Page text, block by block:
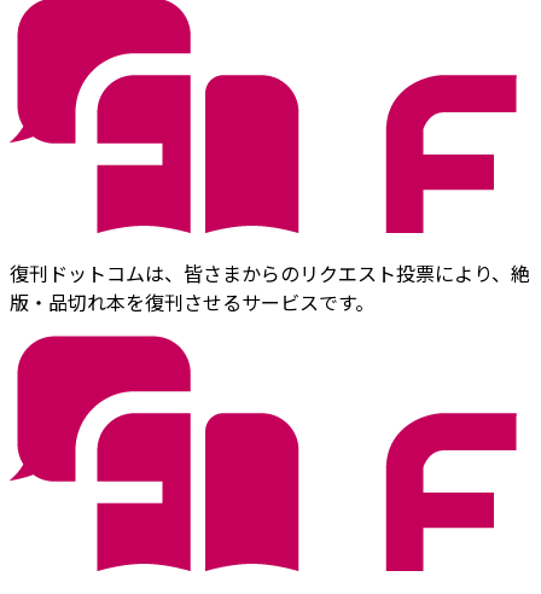
復刊ドットコムは、皆さまからのリクエスト投票により、絶
版・品切れ本を復刊させるサービスです。